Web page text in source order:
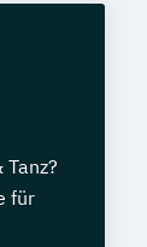
für